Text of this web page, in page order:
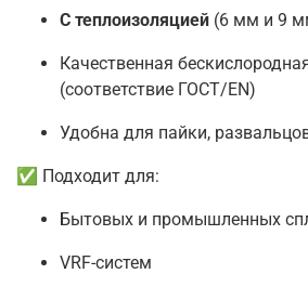
С теплоизоляцией (6 мм и 9
Качественная
(соответствие ГОСТ/EN)
Удобна для пайки,
✅ Подходит для:
Бытовых и промышленных
VRF-систем